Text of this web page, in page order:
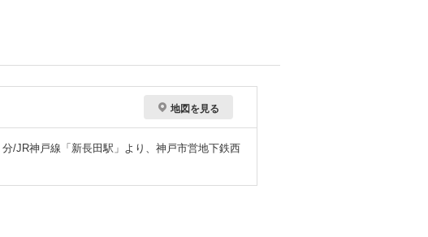
地図を見る
/JR神戸線「新長田駅」より、神戸市営地下鉄西